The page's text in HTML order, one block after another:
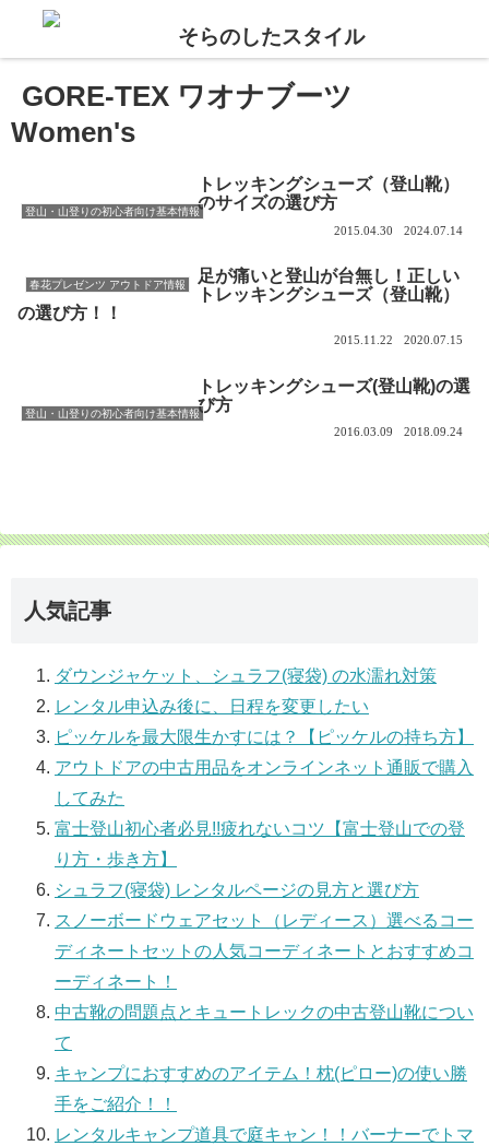
GORE-TEX ワオナブーツ
Women's
登山・山登りの初心者向け基本情報
トレッキングシューズ（登山靴）
のサイズの選び方
2015.04.30 2024.07.14
春花プレゼンツ アウトドア情報
足が痛いと登山が台無し！正しい
トレッキングシューズ（登山靴）
の選び方！！
2015.11.22 2020.07.15
登山・山登りの初心者向け基本情報
トレッキングシューズ(登山靴)の選
び方
2016.03.09 2018.09.24
人気記事
ダウンジャケット、シュラフ(寝袋) の水濡れ対策
レンタル申込み後に、日程を変更したい
ピッケルを最大限生かすには？【ピッケルの持ち方】
アウトドアの中古用品をオンラインネット通販で購入
してみた
富士登山初心者必見!!疲れないコツ【富士登山での登
り方・歩き方】
シュラフ(寝袋) レンタルページの見方と選び方
スノーボードウェアセット（レディース）選べるコー
ディネートセットの人気コーディネートとおすすめコ
ーディネート！
中古靴の問題点とキュートレックの中古登山靴につい
て
キャンプにおすすめのアイテム！枕(ピロー)の使い勝
手をご紹介！！
レンタルキャンプ道具で庭キャン！！バーナーでトマ